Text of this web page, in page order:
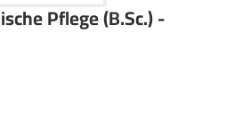
Pflege (B.Sc.) -